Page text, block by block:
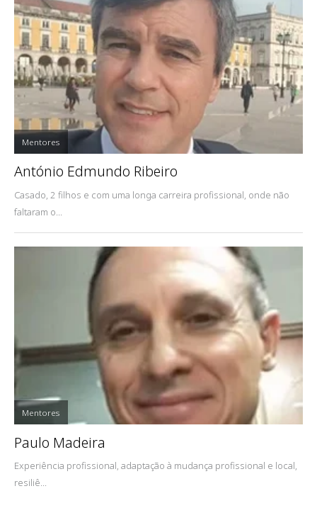
Mentores
António Edmundo Ribeiro
Casado, 2 filhos e com uma longa carreira profissional, onde não
faltaram o...
Mentores
Paulo Madeira
Experiência profissional, adaptação à mudança profissional e local,
resiliê...